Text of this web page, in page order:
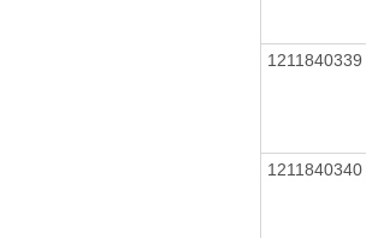
1211840339
1211840340